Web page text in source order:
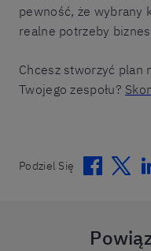
pewność, że wybrany
realne potrzeby
Chcesz stworzyć plan
Twojego zespołu?
Podziel Się